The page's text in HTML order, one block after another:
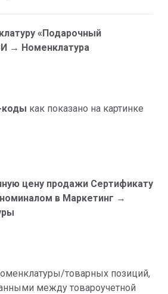
«Подарочный
→ Номенклатура
коды как показано на картинке
цену продажи Сертификату
в Маркетинг →
товарных позиций,
между товароучетной